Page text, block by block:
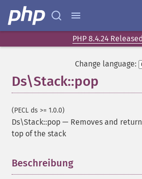
PHP 8.4.24
Change language:
Ds\Stack::pop
(PECL ds >= 1.0.0)
Ds\Stack::pop — Removes and
top of the stack
Beschreibung